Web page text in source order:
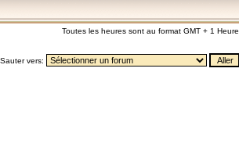
Toutes les heures sont au format GMT + 1 Heure
Sauter vers: